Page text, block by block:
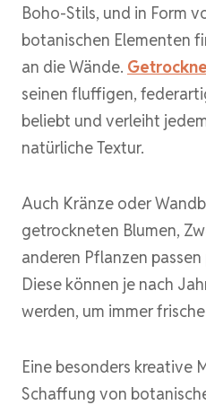
Boho-Stils, und in Form
botanischen Elementen
an die Wände.
seinen fluffigen,
beliebt und verleiht
natürliche Textur.
Auch Kränze oder
getrockneten Blumen,
anderen Pflanzen
Diese können je nach
werden, um immer
Eine besonders kreative
Schaffung von